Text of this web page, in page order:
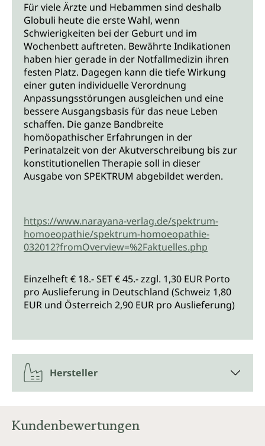
Für viele Ärzte und Hebammen sind deshalb
Globuli heute die erste Wahl, wenn
Schwierigkeiten bei der Geburt und im
Wochenbett auftreten. Bewährte Indikationen
haben hier gerade in der Notfallmedizin ihren
festen Platz. Dagegen kann die tiefe Wirkung
einer guten individuelle Verordnung
Anpassungsstörungen ausgleichen und eine
bessere Ausgangsbasis für das neue Leben
schaffen. Die ganze Bandbreite
homöopathischer Erfahrungen in der
Perinatalzeit von der Akutverschreibung bis zur
konstitutionellen Therapie soll in dieser
Ausgabe von SPEKTRUM abgebildet werden.
https://www.narayana-verlag.de/spektrum-
homoeopathie/spektrum-homoeopathie-
032012?fromOverview=%2Faktuelles.php
Einzelheft € 18.- SET € 45.- zzgl. 1,30 EUR Porto
pro Auslieferung in Deutschland (Schweiz 1,80
EUR und Österreich 2,90 EUR pro Auslieferung)
Hersteller
Kundenbewertungen